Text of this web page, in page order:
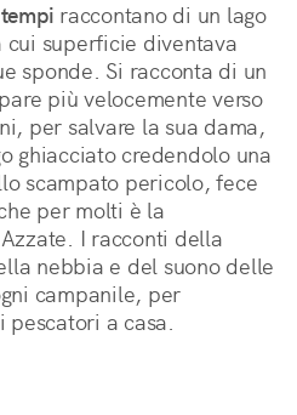
raccontano di un lago
superficie diventava
sponde. Si racconta di un
più velocemente verso
per salvare la sua dama,
ghiacciato credendolo una
scampato pericolo, fece
per molti è la
I racconti della
nebbia e del suono delle
campanile, per
a casa.